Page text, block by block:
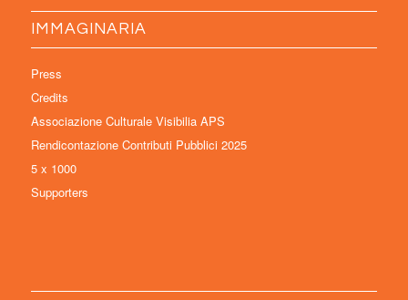
IMMAGINARIA
Press
Credits
Associazione Culturale Visibilia APS
Rendicontazione Contributi Pubblici 2025
5 x 1000
Supporters